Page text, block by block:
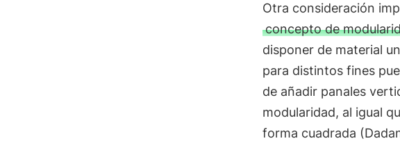
Otra consideración
concepto de
disponer de material
para distintos fines
de añadir panales
modularidad, al igual
forma cuadrada